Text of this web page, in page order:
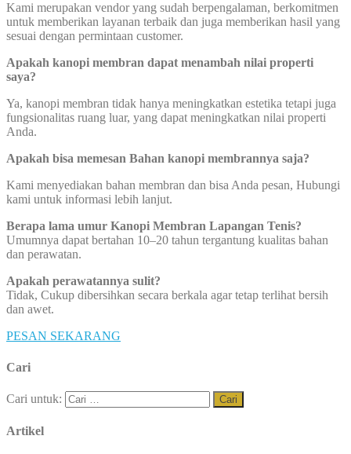
Kami merupakan vendor yang sudah berpengalaman, berkomitmen
untuk memberikan layanan terbaik dan juga memberikan hasil yang
sesuai dengan permintaan customer.
Apakah kanopi membran dapat menambah nilai properti
saya?
Ya, kanopi membran tidak hanya meningkatkan estetika tetapi juga
fungsionalitas ruang luar, yang dapat meningkatkan nilai properti
Anda.
Apakah bisa memesan Bahan kanopi membrannya saja?
Kami menyediakan bahan membran dan bisa Anda pesan, Hubungi
kami untuk informasi lebih lanjut.
Berapa lama umur Kanopi Membran Lapangan Tenis?
Umumnya dapat bertahan 10–20 tahun tergantung kualitas bahan
dan perawatan.
Apakah perawatannya sulit?
Tidak, Cukup dibersihkan secara berkala agar tetap terlihat bersih
dan awet.
PESAN SEKARANG
Cari
Cari untuk:
Artikel